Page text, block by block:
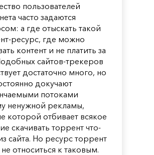
пользователей
часто задаются
а где отыскать такой
ресурс, где можно
контент и не платить за
сайтов-трекеров
достаточно много, но
докучают
потоками
ненужной рекламы,
которой отбивает всякое
скачивать торрент что-
сайта. Но ресурс торрент
относиться к таковым.